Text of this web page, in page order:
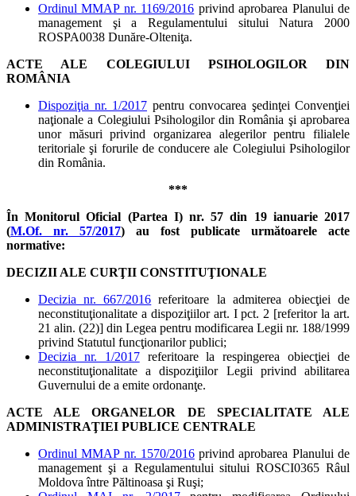
Ordinul MMAP nr. 1169/2016 privind aprobarea Planului de
management şi a Regulamentului sitului Natura 2000
ROSPA0038 Dunăre-Olteniţa.
ACTE ALE COLEGIULUI PSIHOLOGILOR DIN
ROMÂNIA
Dispoziţia nr. 1/2017 pentru convocarea şedinţei Convenţiei
naţionale a Colegiului Psihologilor din România şi aprobarea
unor măsuri privind organizarea alegerilor pentru filialele
teritoriale şi forurile de conducere ale Colegiului Psihologilor
din România.
***
În Monitorul Oficial (Partea I) nr. 57 din 19 ianuarie 2017
(M.Of. nr. 57/2017) au fost publicate următoarele acte
normative:
DECIZII ALE CURŢII CONSTITUŢIONALE
Decizia nr. 667/2016 referitoare la admiterea obiecţiei de
neconstituţionalitate a dispoziţiilor art. I pct. 2 [referitor la art.
21 alin. (22)] din Legea pentru modificarea Legii nr. 188/1999
privind Statutul funcţionarilor publici;
Decizia nr. 1/2017referitoare la respingerea obiecţiei de
neconstituţionalitate a dispoziţiilor Legii privind abilitarea
Guvernului de a emite ordonanţe.
ACTE ALE ORGANELOR DE SPECIALITATE ALE
ADMINISTRAŢIEI PUBLICE CENTRALE
Ordinul MMAP nr. 1570/2016privind aprobarea Planului de
management şi a Regulamentului sitului ROSCI0365 Râul
Moldova între Păltinoasa şi Ruşi;